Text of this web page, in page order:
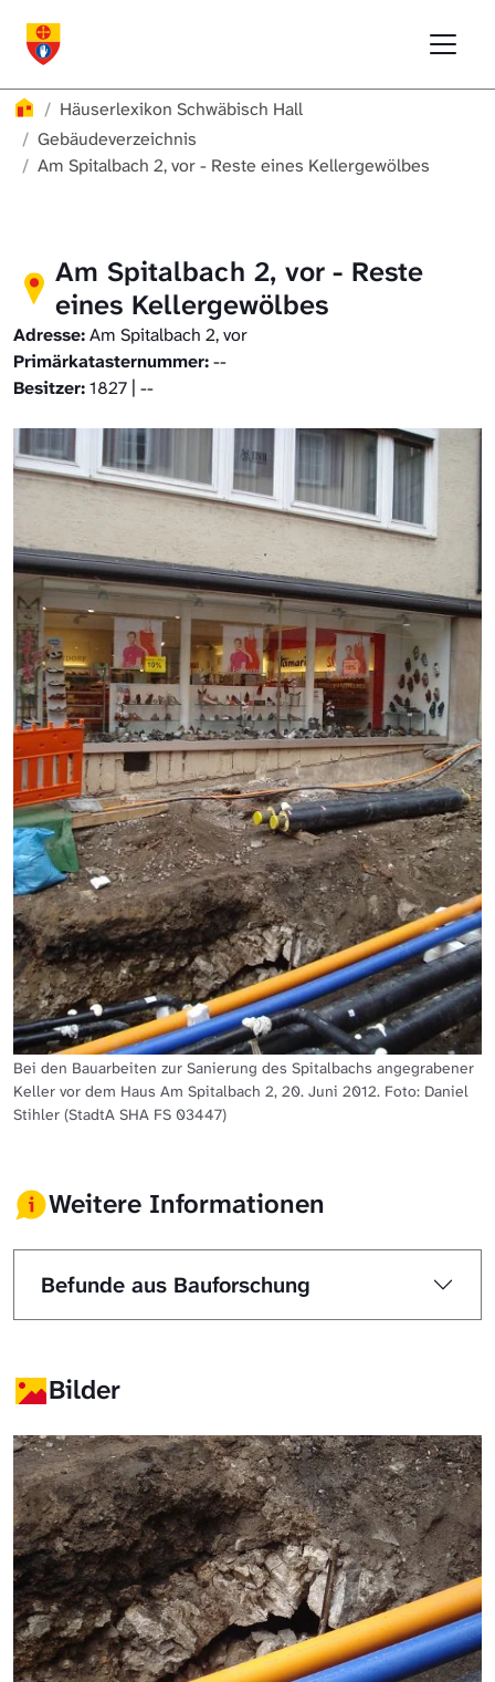
Häuserlexikon
Häuserlexikon Schwäbisch Hall
Gebäudeverzeichnis
Am Spitalbach 2, vor - Reste eines Kellergewölbes
Am Spitalbach 2, vor - Reste
eines Kellergewölbes
Adresse:Am Spitalbach 2, vor
Primärkatasternummer:--
Besitzer:1827 | --
Bei den Bauarbeiten zur Sanierung des Spitalbachs angegrabener
Keller vor dem Haus Am Spitalbach 2, 20. Juni 2012. Foto: Daniel
Stihler (StadtA SHA FS 03447)
Weitere Informationen
Befunde aus Bauforschung
Bilder
Häuserlexikon SteinbachGebäudeverzeichnis